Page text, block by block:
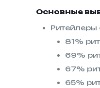
Основные
Ритейлеры
81%
69%
67%
65%